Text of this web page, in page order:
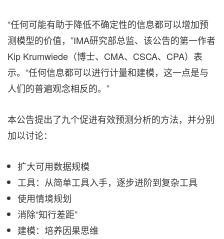
“任何可能有助于降低不确定性的信息都可以增加预
测模型的价值，”IMA研究部总监、该公告的第一作者
Kip Krumwiede（博士、CMA、CSCA、CPA）表
示。“任何信息都可以进行计量和建模，这一点是与
人们的普遍观念相反的。”
本公告提出了九个促进有效预测分析的方法，并分别
加以讨论：
扩大可用数据规模
工具：从简单工具入手，逐步进阶到复杂工具
使用情境规划
消除“知行差距”
建模：培养因果思维